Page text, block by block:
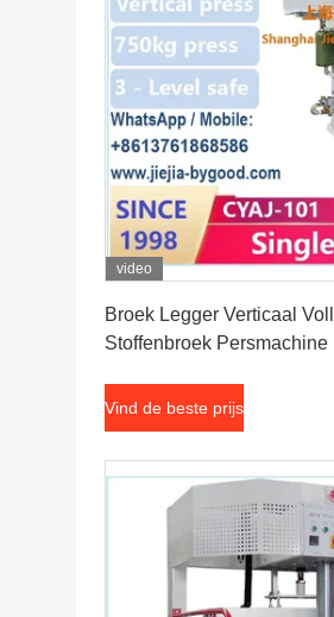
video
Broek Legger Verticaal
Stoffenbroek Persmachine
Vind de beste prijs